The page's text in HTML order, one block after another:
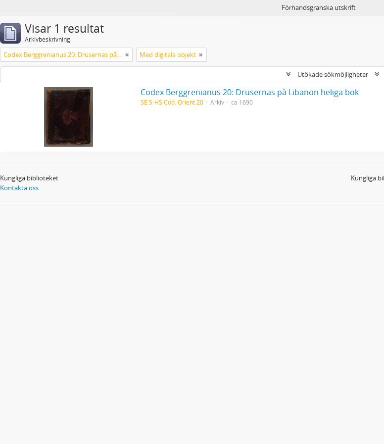
Förhandsgranska utskrift
Visar 1 resultat
Arkivbeskrivning
Codex Berggrenianus 20: Drusernas på Libanon heliga bok Med digitala objekt
Utökade sökmöjligheter
Codex Berggrenianus 20: Drusernas på Libanon heliga bok
SE S-HS Cod. Orient 20 Arkiv ca 1690
Kungliga biblioteket
Kontakta oss
Kungliga